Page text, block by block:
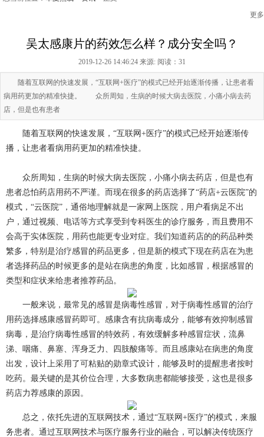
更多
吴太感康片的药效怎么样？成分安全吗？
2019-12-26 14:46:24 来源: 阅读：31
随着互联网的快速发展，“互联网+医疗”的模式已经开始逐渐传播，让患者看
病用药更加的精准快捷。 众所周知，生病的时候大病去医院，小痛小病去药
店，但是也有患者
随着互联网的快速发展，“互联网+医疗”的模式已经开始逐渐传
播，让患者看病用药更加的精准快捷。
众所周知，生病的时候大病去医院，小痛小病去药店，但是也有
患者总怕药店用药不严谨。而现在很多的药店选择了“药店+云医院”的
模式，“云医院”，通俗地理解就是一家网上医院，用户看病足不出
户，通过视频、电话等方式享受到专科医生的诊疗服务，而且费用不
会高于实体医院，用药也能更专业对症。我们知道药店的的药品种类
繁多，特别是治疗感冒的药品更多，但是新的模式下现在药店在为患
者选择药品的时候更多的是站在病患的角度，比如感冒，根据感冒的
类型和症状来给患者推荐药品。
一般来说，最常见的感冒是病毒性感冒，对于病毒性感冒的治疗
用药选择感康感冒药即可。感康含有抗病毒成分，能够有效抑制感冒
病毒，是治疗病毒性感冒的特效药，有效缓解多种感冒症状，流鼻
涕、咽痛、鼻塞、浑身乏力、四肢酸痛等。而且感康站在病患的角度
出发，设计上采用了可粘贴的勋章式设计，能够及时的提醒患者按时
吃药。最关键的是其价位合理，大多数病患都能够接受，这也是很多
药店力荐感康的原因。
总之，依托先进的互联网技术，通过“互联网+医疗”的模式，来服
务患者。通过互联网技术与医疗服务行业的融合，可以解决传统医疗